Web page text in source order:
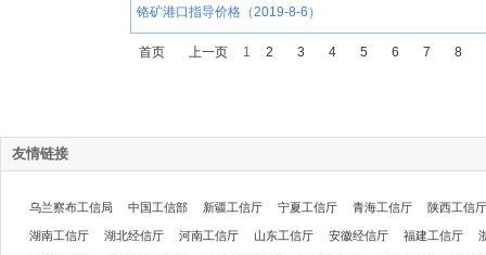
铬矿港口指导价格（2019-8-6）
首页 上一页 1 2 3 4 5 6 7 8
友情链接
乌兰察布工信局 中国工信部 新疆工信厅 宁夏工信厅 青海工信厅 陕西工信厅
湖南工信厅 湖北经信厅 河南工信厅 山东工信厅 安徽经信厅 福建工信厅